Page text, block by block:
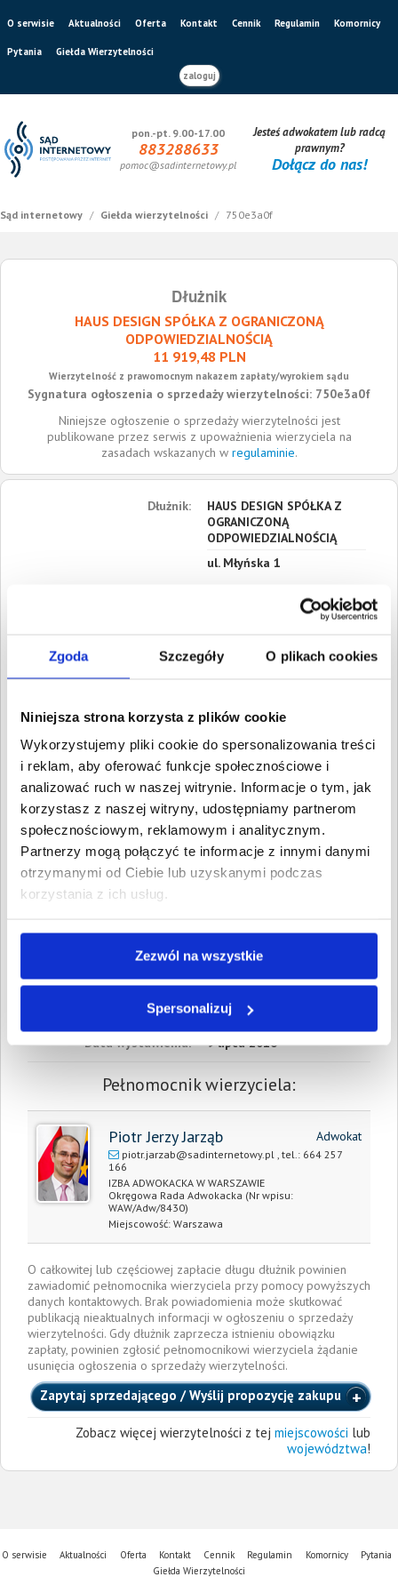
Zgoda Szczegóły O plikach cookies
Niniejsza strona korzysta z plików cookie
Wykorzystujemy pliki cookie do spersonalizowania treści
i reklam, aby oferować funkcje społecznościowe i
analizować ruch w naszej witrynie. Informacje o tym, jak
korzystasz z naszej witryny, udostępniamy partnerom
społecznościowym, reklamowym i analitycznym.
Partnerzy mogą połączyć te informacje z innymi danymi
otrzymanymi od Ciebie lub uzyskanymi podczas
korzystania z ich usług.
Zezwól na wszystkie
Spersonalizuj
O serwisie Aktualności Oferta Kontakt Cennik Regulamin Komornicy
Pytania
Giełda Wierzytelności
zaloguj
pon.-pt. 9.00-17.00
883288633
pomoc@sadinternetowy.pl
Jesteś adwokatem lub radcą
prawnym?
Dołącz do nas!
Sąd internetowy / Giełda wierzytelności / 750e3a0f
Dłużnik
HAUS DESIGN SPÓŁKA Z OGRANICZONĄ
ODPOWIEDZIALNOŚCIĄ
11 919,48 PLN
Wierzytelność z prawomocnym nakazem zapłaty/wyrokiem sądu
Sygnatura ogłoszenia o sprzedaży wierzytelności: 750e3a0f
Niniejsze ogłoszenie o sprzedaży wierzytelności jest
publikowane przez serwis z upoważnienia wierzyciela na
zasadach wskazanych w regulaminie.
Dłużnik:
HAUS DESIGN SPÓŁKA Z
OGRANICZONĄ
ODPOWIEDZIALNOŚCIĄ
ul. Młyńska 1
REGON:
161597697
KRS:
0000516366
Roszczenia:
1. Cywilne
Wartość:9 400,00 PLN
Data wymagalności: 26
września 2015
W sumie: Wartość:9 400,00 PLN
Koszty sądowe:2 519,48 PLN
Spłacono:
wartość wierzytelności:
zapłaty/
wyrok sądu
Data wystawienia: 9 lipca 2016
Pełnomocnik wierzyciela:
Piotr Jerzy Jarząb Adwokat
piotr.jarzab@sadinternetowy.pl , tel.: 664 257
166
IZBA ADWOKACKA W WARSZAWIE
Okręgowa Rada Adwokacka (Nr wpisu:
WAW/Adw/8430)
Miejscowość: Warszawa
O całkowitej lub częściowej zapłacie długu dłużnik powinien
zawiadomić pełnomocnika wierzyciela przy pomocy powyższych
danych kontaktowych. Brak powiadomienia może skutkować
publikacją nieaktualnych informacji w ogłoszeniu o sprzedaży
wierzytelności. Gdy dłużnik zaprzecza istnieniu obowiązku
zapłaty, powinien zgłosić pełnomocnikowi wierzyciela żądanie
usunięcia ogłoszenia o sprzedaży wierzytelności.
Zapytaj sprzedającego / Wyślij propozycję zakupu
Zobacz więcej wierzytelności z tej miejscowości lub
województwa!
O serwisie Aktualności Oferta Kontakt Cennik Regulamin Komornicy
Pytania
Giełda Wierzytelności